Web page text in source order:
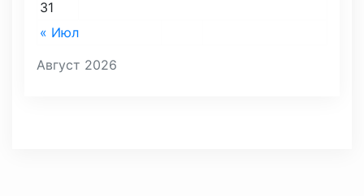
Август 2026
« Июл
31